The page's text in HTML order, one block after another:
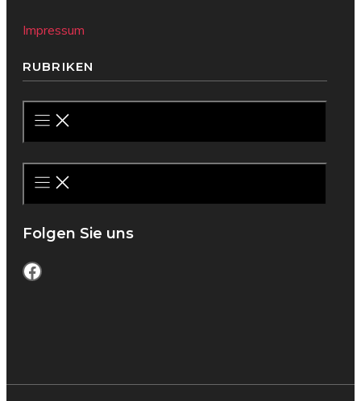
Impressum
RUBRIKEN
Folgen Sie uns
Facebook